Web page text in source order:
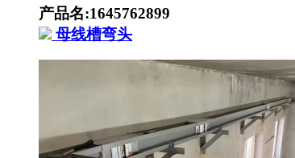
产品名:1645762899
母线槽弯头